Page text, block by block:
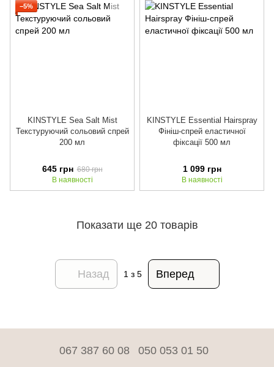
−5%
KINSTYLE Sea Salt Mist
Текстуруючий сольовий спрей
200 мл
645 грн 680 грн
В наявності
KINSTYLE Essential Hairspray
Фініш-спрей еластичної
фіксації 500 мл
1 099 грн
В наявності
Показати ще 20 товарів
Назад 1з 5 Вперед
067 387 60 08 050 053 01 50